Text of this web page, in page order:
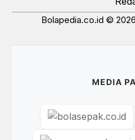
Bolapedia.co.id ©
MEDIA